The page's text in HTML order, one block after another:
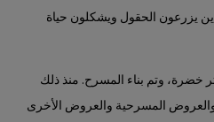
يزرعون الحقول ويشكلون حياة
خضرة، وتم بناء المسرح. منذ ذلك
والعروض المسرحية والعروض الأخرى